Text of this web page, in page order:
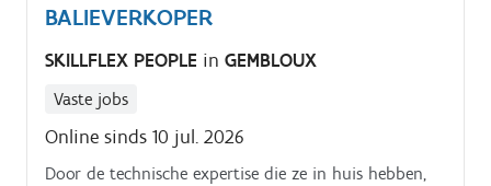
BALIEVERKOPER
SKILLFLEX PEOPLE in GEMBLOUX
Vaste jobs
Online sinds 10 jul. 2026
Door de technische expertise die ze in huis hebben,